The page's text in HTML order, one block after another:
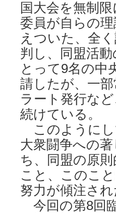
国大会を無制
委員が自らの
えついた、全
判し、同盟活
とって9名の中
請したが、一
ラート発行な
続けている。
このようにし
大衆闘争への
ち、同盟の原
こと、このこ
努力が傾注され
今回の第8回